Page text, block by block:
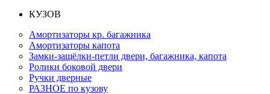
КУЗОВ
Амортизаторы кр. багажника
Амортизаторы капота
Замки-защёлки-петли двери, багажника, капота
Ролики боковой двери
Ручки дверные
РАЗНОЕ по кузову